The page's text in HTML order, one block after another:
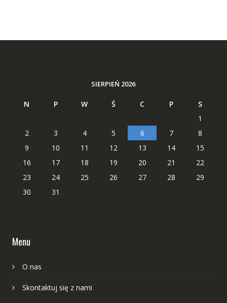
SIERPIEŃ 2026
N P W Ś C P
S
1
2
3 4 5 6 7
8
9
10 11 12 13 14
15
16
17 18 19 20 21
22
23
24 25 26 27 28
29
30
31
Menu
O nas
Skontaktuj się z nami